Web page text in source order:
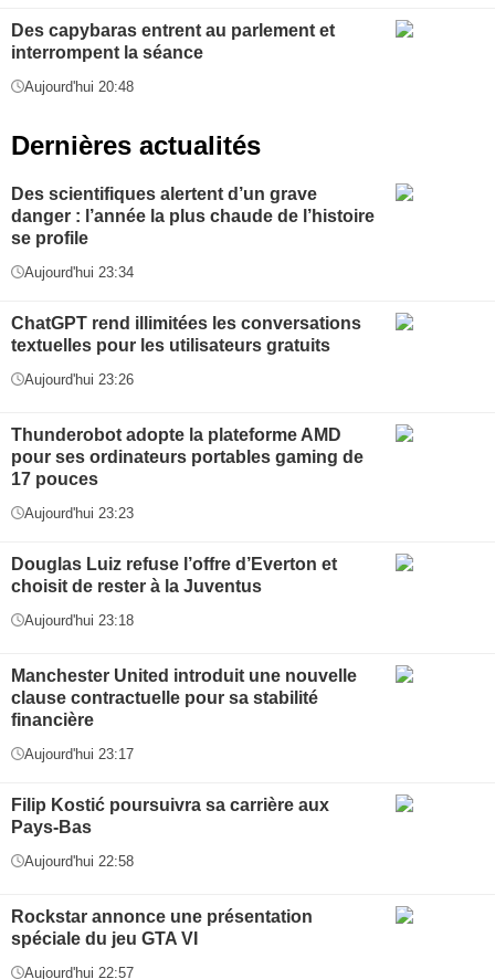
Des capybaras entrent au parlement et
interrompent la séance
Aujourd'hui 20:48
Dernières actualités
Des scientifiques alertent d’un grave
danger : l’année la plus chaude de l’histoire
se profile
Aujourd'hui 23:34
ChatGPT rend illimitées les conversations
textuelles pour les utilisateurs gratuits
Aujourd'hui 23:26
Thunderobot adopte la plateforme AMD
pour ses ordinateurs portables gaming de
17 pouces
Aujourd'hui 23:23
Douglas Luiz refuse l’offre d’Everton et
choisit de rester à la Juventus
Aujourd'hui 23:18
Manchester United introduit une nouvelle
clause contractuelle pour sa stabilité
financière
Aujourd'hui 23:17
Filip Kostić poursuivra sa carrière aux
Pays-Bas
Aujourd'hui 22:58
Rockstar annonce une présentation
spéciale du jeu GTA VI
Aujourd'hui 22:57